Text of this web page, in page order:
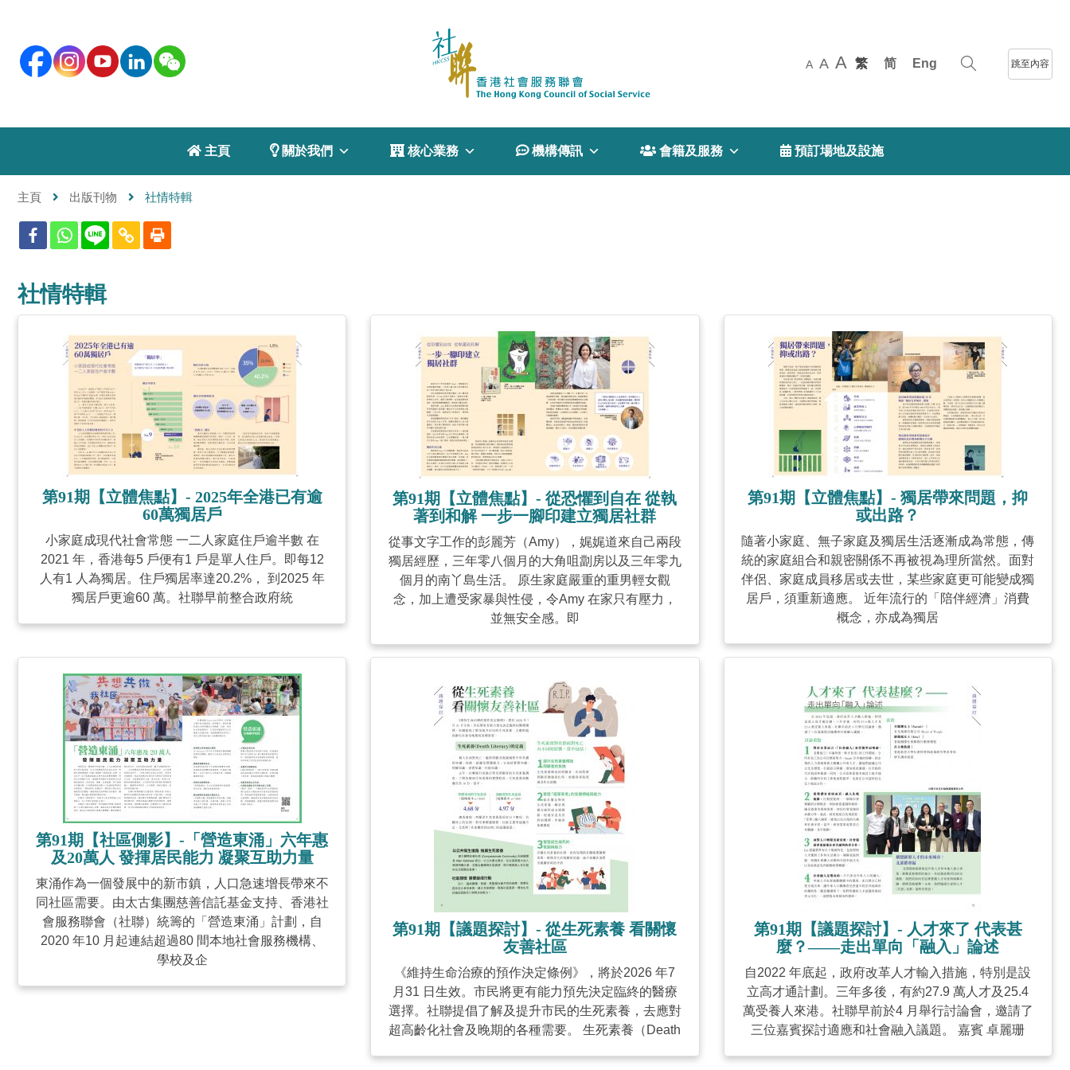
A A A 繁 简 Eng 跳至內容
 主頁  關於我們  核心業務  機構傳訊  會籍及服務  預訂場地及設施
主頁 出版刊物 社情特輯
社情特輯
第91期【立體焦點】- 2025年全港已有逾
60萬獨居戶
小家庭成現代社會常態 一二人家庭住戶逾半數 在
2021 年，香港每5 戶便有1 戶是單人住戶。即每12
人有1 人為獨居。住戶獨居率達20.2%， 到2025 年
獨居戶更逾60 萬。社聯早前整合政府統
第91期【立體焦點】- 從恐懼到自在 從執
著到和解 一步一腳印建立獨居社群
從事文字工作的彭麗芳（Amy），娓娓道來自己兩段
獨居經歷，三年零八個月的大角咀劏房以及三年零九
個月的南丫島生活。 原生家庭嚴重的重男輕女觀
念，加上遭受家暴與性侵，令Amy 在家只有壓力，
並無安全感。即
第91期【立體焦點】- 獨居帶來問題，抑
或出路？
隨著小家庭、無子家庭及獨居生活逐漸成為常態，傳
統的家庭組合和親密關係不再被視為理所當然。面對
伴侶、家庭成員移居或去世，某些家庭更可能變成獨
居戶，須重新適應。 近年流行的「陪伴經濟」消費
概念，亦成為獨居
第91期【社區側影】-「營造東涌」六年惠
及20萬人 發揮居民能力 凝聚互助力量
東涌作為一個發展中的新市鎮，人口急速增長帶來不
同社區需要。由太古集團慈善信託基金支持、香港社
會服務聯會（社聯）統籌的「營造東涌」計劃，自
2020 年10 月起連結超過80 間本地社會服務機構、
學校及企
第91期【議題探討】- 從生死素養 看關懷
友善社區
《維持生命治療的預作決定條例》，將於2026 年7
月31 日生效。市民將更有能力預先決定臨終的醫療
選擇。社聯提倡了解及提升市民的生死素養，去應對
超高齡化社會及晚期的各種需要。 生死素養（Death
第91期【議題探討】- 人才來了 代表甚
麼？——走出單向「融入」論述
自2022 年底起，政府改革人才輸入措施，特別是設
立高才通計劃。三年多後，有約27.9 萬人才及25.4
萬受養人來港。社聯早前於4 月舉行討論會，邀請了
三位嘉賓探討適應和社會融入議題。 嘉賓 卓麗珊